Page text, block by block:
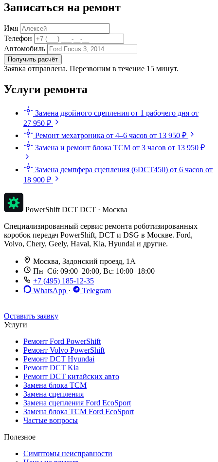
Записаться на ремонт
Имя
Телефон
Автомобиль
Получить расчёт
Заявка отправлена. Перезвоним в течение 15 минут.
Услуги ремонта
Замена двойного сцепления от 1 рабочего дня от
27 950 ₽
Ремонт мехатроника от 4–6 часов от 13 950 ₽
Замена и ремонт блока TCM от 3 часов от 13 950 ₽
Замена демпфера сцепления (6DCT450) от 6 часов от
18 900 ₽
PowerShift DCT DCT · Москва
Специализированный сервис ремонта роботизированных
коробок передач PowerShift, DCT и DSG в Москве. Ford,
Volvo, Chery, Geely, Haval, Kia, Hyundai и другие.
Москва, Задонский проезд, 1А
Пн–Сб: 09:00–20:00, Вс: 10:00–18:00
+7 (495) 185-12-35
WhatsApp ·
Telegram
Оставить заявку
Услуги
Ремонт Ford PowerShift
Ремонт Volvo PowerShift
Ремонт DCT Hyundai
Ремонт DCT Kia
Ремонт DCT китайских авто
Замена блока TCM
Замена сцепления
Замена сцепления Ford EcoSport
Замена блока TCM Ford EcoSport
Частые вопросы
Полезное
Симптомы неисправности